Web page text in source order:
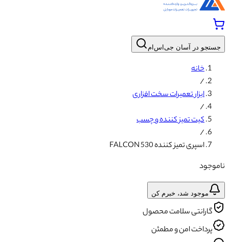
جستجو در آسان جی‌اس‌ام
خانه
/
ابزار تعمیرات سخت افزاری
/
کیت تمیز کننده و چسب
/
اسپری تمیز کننده FALCON 530
ناموجود
موجود شد، خبرم کن
گارانتی سلامت محصول
پرداخت امن و مطمئن